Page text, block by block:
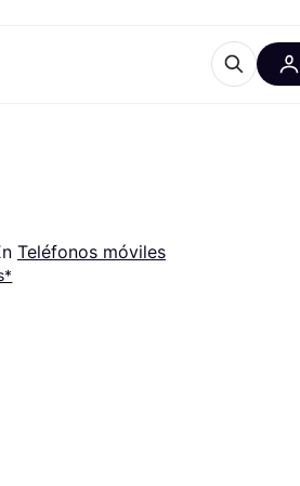
Teléfonos móviles